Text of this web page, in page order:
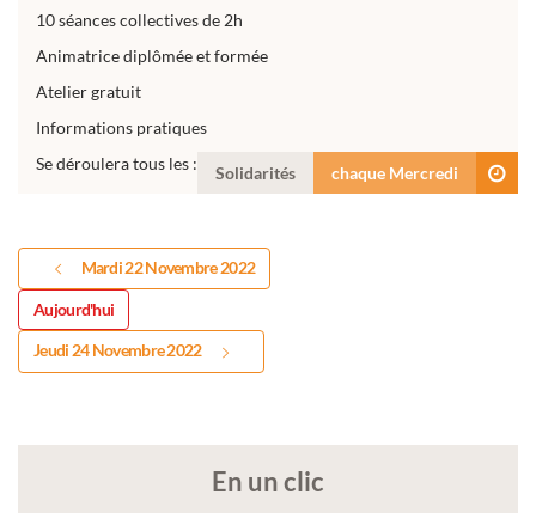
10 séances collectives de 2h
Animatrice diplômée et formée
Atelier gratuit
Informations pratiques
Se déroulera tous les :...
Solidarités chaque Mercredi
Mardi 22 Novembre 2022
Aujourd'hui
Jeudi 24 Novembre 2022
En un clic